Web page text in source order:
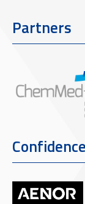
Partners